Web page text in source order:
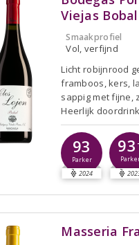
Viejas
Smaakprofiel
Vol, verfijnd
Licht robijnrood
framboos, kers,
sappig met fijne,
Heerlijk
93
Parker
2024
93
Masseria